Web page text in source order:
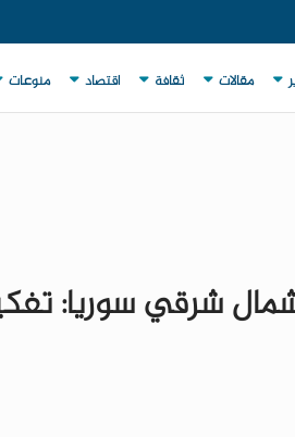
مقالات ثقافة اقتصاد منوعات
شرقي سوريا: